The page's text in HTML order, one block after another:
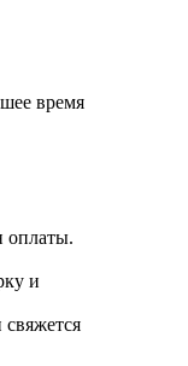
время
оплаты.
и